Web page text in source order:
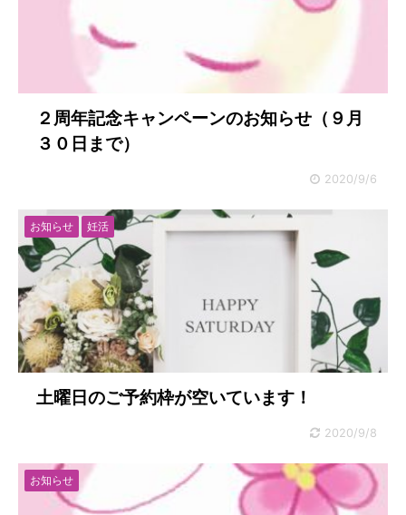
２周年記念キャンペーンのお知らせ（９月
３０日まで）
2020/9/6
お知らせ 妊活
土曜日のご予約枠が空いています！
2020/9/8
お知らせ